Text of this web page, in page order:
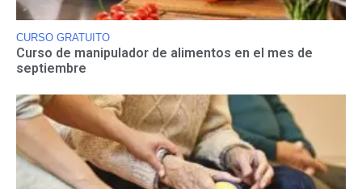
CURSO GRATUITO
Curso de manipulador de alimentos en el mes de
septiembre